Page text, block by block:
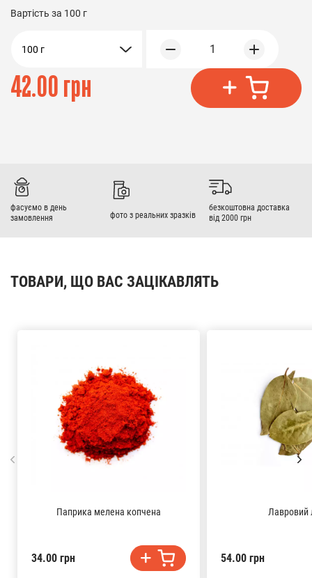
Вартість за 100 г
100 г 1
42.00 грн
фасуємо в день
замовлення
фото з реальних зразків
безкоштовна доставка
від 2000 грн
ТОВАРИ, ЩО ВАС ЗАЦІКАВЛЯТЬ
Паприка мелена копчена
34.00 грн
Лавровий
54.00 грн